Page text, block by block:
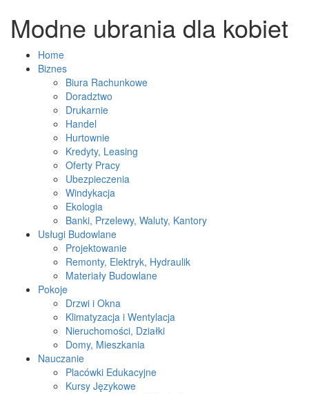
Modne ubrania dla kobiet
Home
Biznes
Biura Rachunkowe
Doradztwo
Drukarnie
Handel
Hurtownie
Kredyty, Leasing
Oferty Pracy
Ubezpieczenia
Windykacja
Ekologia
Banki, Przelewy, Waluty, Kantory
Usługi Budowlane
Projektowanie
Remonty, Elektryk, Hydraulik
Materiały Budowlane
Pokoje
Drzwi i Okna
Klimatyzacja i Wentylacja
Nieruchomości, Działki
Domy, Mieszkania
Nauczanie
Placówki Edukacyjne
Kursy Językowe